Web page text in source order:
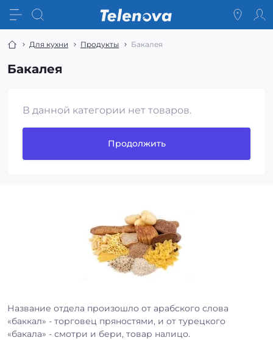
Для кухни Продукты Бакалея
Бакалея
В данной категории нет товаров.
Продолжить
Название отдела произошло от арабского слова
«баккал» - торговец пряностями, и от турецкого
«бакала» - смотри и бери, товар налицо.